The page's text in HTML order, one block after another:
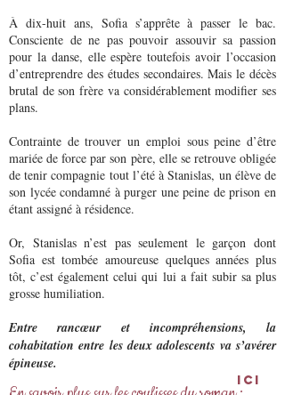
À dix-huit ans, Sofia s’apprête à passer le bac.
Consciente de ne pas pouvoir assouvir sa passion
pour la danse, elle espère toutefois avoir l’occasion
d’entreprendre des études secondaires. Mais le décès
brutal de son frère va considérablement modifier ses
plans.
Contrainte de trouver un emploi sous peine d’être
mariée de force par son père, elle se retrouve obligée
de tenir compagnie tout l’été à Stanislas, un élève de
son lycée condamné à purger une peine de prison en
étant assigné à résidence.
Or, Stanislas n’est pas seulement le garçon dont
Sofia est tombée amoureuse quelques années plus
tôt, c’est également celui qui lui a fait subir sa plus
grosse humiliation.
Entre rancœur et incompréhensions, la
cohabitation entre les deux adolescents va s’avérer
épineuse.
Ici